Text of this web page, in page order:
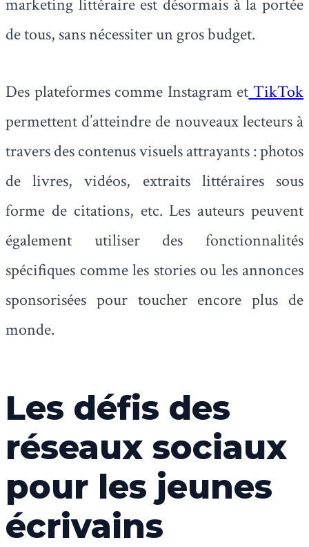
marketing littéraire est désormais à la portée
de tous, sans nécessiter un gros budget.
Des plateformes comme Instagram et TikTok
permettent d’atteindre de nouveaux lecteurs à
travers des contenus visuels attrayants : photos
de livres, vidéos, extraits littéraires sous
forme de citations, etc. Les auteurs peuvent
également utiliser des fonctionnalités
spécifiques comme les stories ou les annonces
sponsorisées pour toucher encore plus de
monde.
Les défis des
réseaux sociaux
pour les jeunes
écrivains